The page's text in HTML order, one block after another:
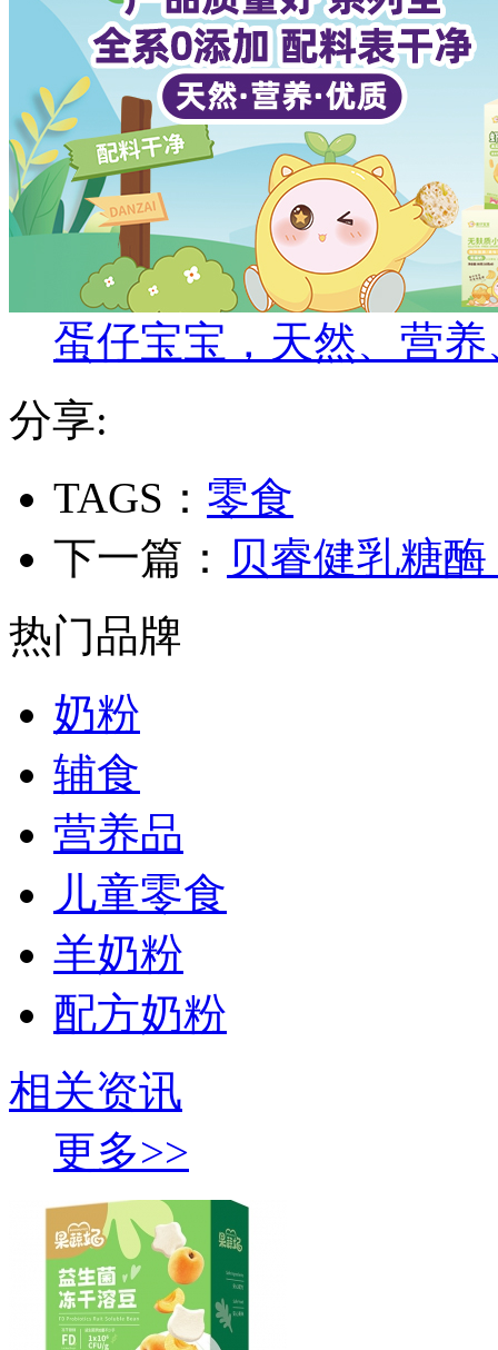
蛋仔宝宝，天然、营
分享:
TAGS： 零食
下一篇： 贝睿健乳糖
热门品牌
奶粉
辅食
营养品
儿童零食
羊奶粉
配方奶粉
相关资讯
更多>>